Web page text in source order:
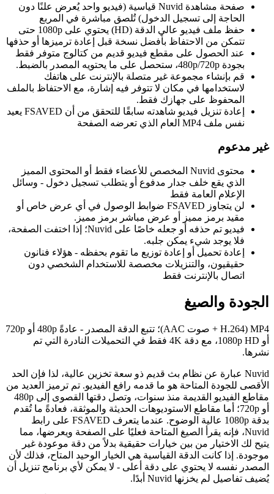
صفحة مشاهدة Nuvid قياسية (فيديو واحد يُعرض علنًا دون
الحاجة إلى تسجيل الدخول) تُلصق مباشرة في المربع
حفظ ملف فيديو عالي الدقة (HD) يحتوي على 1080p حتى
تتمكن من الاحتفاظ بأفضل نسخة قبل إعادة ترميزها أو حذفها
عند الحصول على مقطع فيديو قديم من كتالوج متوفر فقط
بجودة 480p/720p، ستحصل على ما يحتويه المصدر بالضبط.
قم بإنشاء مجموعة غير متصلة بالإنترنت على هاتفك
لاستخدامها في مكان لا تتوفر فيه إشارة، مع الاحتفاظ بالملف
المحفوظ على جهازك فقط.
إعادة تنزيل فيديو شاهدته سابقًا للتحقق من أن FSAVED يعيد
نفس ملف MP4 العام الذي تعرضه الصفحة
غير مدعوم
محتوى Nuvid المخصص للأعضاء فقط أو المحتوى المميز
الذي يقع خلف جدار مدفوع أو يتطلب تسجيل دخول - وسائل
الإعلام العامة فقط
لن يتجاوز FSAVED ضوابط الوصول في أي عرض خاص أو
مقيد برمز مميز أو عرض مباشر برمز مميز.
فيديو تم حذفه أو جعله خاصًا على Nuvid؛ إذا اختفت الصفحة،
فلا يوجد شيء يمكن جلبه.
إعادة تحميل أو إعادة توزيع ما تقوم بحفظه - هؤلاء فنانون
حقيقيون، والتنزيلات مخصصة للاستخدام الشخصي دون
اتصال بالإنترنت فقط
الجودة والصيغ
MP4 (H.264 + صوت AAC)؛ تتبع الدقة المصدر - عادةً 480p أو 720p
أو 1080p HD، مع دقة 4K فقط في التحميلات النادرة التي تم
نشرها.
Nuvid عبارة عن نظام بث قديم ذو سعة تخزين عالية، لذا فإن الحد
الأقصى للجودة المتاحة هو ما قدمه رافع الفيديو. تم ترميز العديد من
مقاطع الفيديو القديمة منذ سنوات، وتصل دقتها القصوى إلى 480p
أو 720p؛ أما مقاطع الاستوديوهات الحديثة والموثقة، فعادةً ما تُقدم
بدقة 1080p عالية الوضوح. عندما يتعرف FSAVED على رابط
Nuvid، فإنه يقرأ الصيغ المتاحة فعليًا على الصفحة ويعرضها، مما
يتيح لك الاختيار من بين خيارات حقيقية بدلاً من دقة موعودة غير
موجودة. إذا كانت الدقة القياسية هي الخيار الوحيد المتاح، فذلك لأن
المصدر نفسه لا يحتوي على دقة أعلى - لا يمكن لأي برنامج تنزيل أن
يُضيف تفاصيل لم يخزنها Nuvid أبدًا.